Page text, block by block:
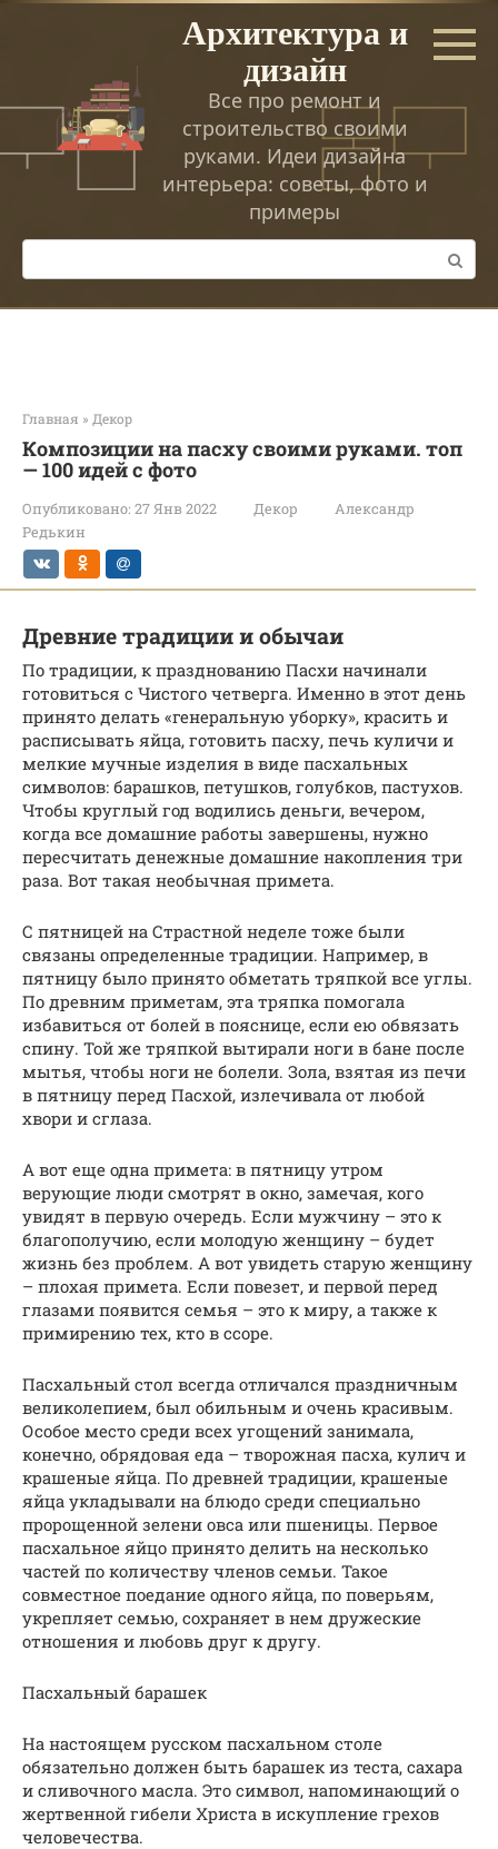
Перейти
Архитектура и
дизайн
Все про ремонт и
строительство своими
руками. Идеи дизайна
интерьера: советы, фото и
примеры
Поиск:
Главная » Декор
Композиции на пасху своими руками. топ
— 100 идей с фото
Опубликовано: 27 Янв 2022 Декор
Александр
Редькин
Древние традиции и обычаи
По традиции, к празднованию Пасхи начинали
готовиться с Чистого четверга. Именно в этот день
принято делать «генеральную уборку», красить и
расписывать яйца, готовить пасху, печь куличи и
мелкие мучные изделия в виде пасхальных
символов: барашков, петушков, голубков, пастухов.
Чтобы круглый год водились деньги, вечером,
когда все домашние работы завершены, нужно
пересчитать денежные домашние накопления три
раза. Вот такая необычная примета.
С пятницей на Страстной неделе тоже были
связаны определенные традиции. Например, в
пятницу было принято обметать тряпкой все углы.
По древним приметам, эта тряпка помогала
избавиться от болей в пояснице, если ею обвязать
спину. Той же тряпкой вытирали ноги в бане после
мытья, чтобы ноги не болели. Зола, взятая из печи
в пятницу перед Пасхой, излечивала от любой
хвори и сглаза.
А вот еще одна примета: в пятницу утром
верующие люди смотрят в окно, замечая, кого
увидят в первую очередь. Если мужчину – это к
благополучию, если молодую женщину – будет
жизнь без проблем. А вот увидеть старую женщину
– плохая примета. Если повезет, и первой перед
глазами появится семья – это к миру, а также к
примирению тех, кто в ссоре.
Пасхальный стол всегда отличался праздничным
великолепием, был обильным и очень красивым.
Особое место среди всех угощений занимала,
конечно, обрядовая еда – творожная пасха, кулич и
крашеные яйца. По древней традиции, крашеные
яйца укладывали на блюдо среди специально
пророщенной зелени овса или пшеницы. Первое
пасхальное яйцо принято делить на несколько
частей по количеству членов семьи. Такое
совместное поедание одного яйца, по поверьям,
укрепляет семью, сохраняет в нем дружеские
отношения и любовь друг к другу.
Пасхальный барашек
На настоящем русском пасхальном столе
обязательно должен быть барашек из теста, сахара
и сливочного масла. Это символ, напоминающий о
жертвенной гибели Христа в искупление грехов
человечества.